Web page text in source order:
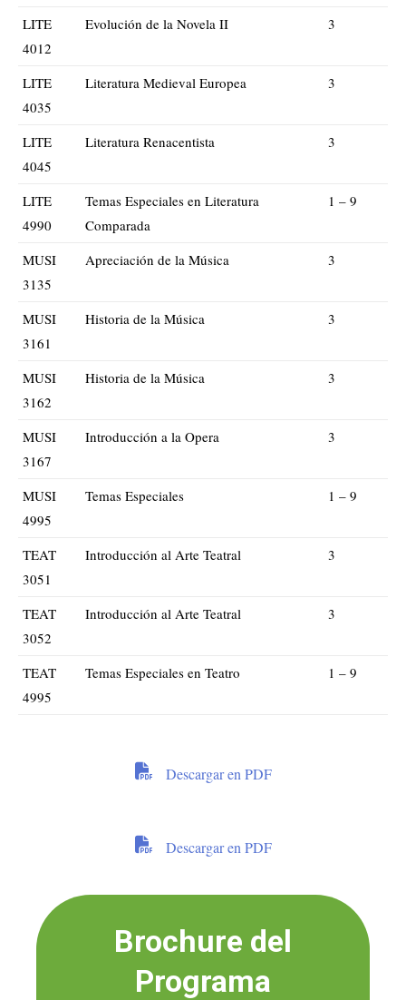
LITE
4012
Evolución de la Novela II 3
LITE
4035
Literatura Medieval Europea 3
LITE
4045
Literatura Renacentista 3
LITE
4990
Temas Especiales en Literatura
Comparada
1 – 9
MUSI
3135
Apreciación de la Música 3
MUSI
3161
Historia de la Música 3
MUSI
3162
Historia de la Música 3
MUSI
3167
Introducción a la Opera 3
MUSI
4995
Temas Especiales 1 – 9
TEAT
3051
Introducción al Arte Teatral 3
TEAT
3052
Introducción al Arte Teatral 3
TEAT
4995
Temas Especiales en Teatro 1 – 9
Descargar en PDF
Descargar en PDF
Brochure del
Programa